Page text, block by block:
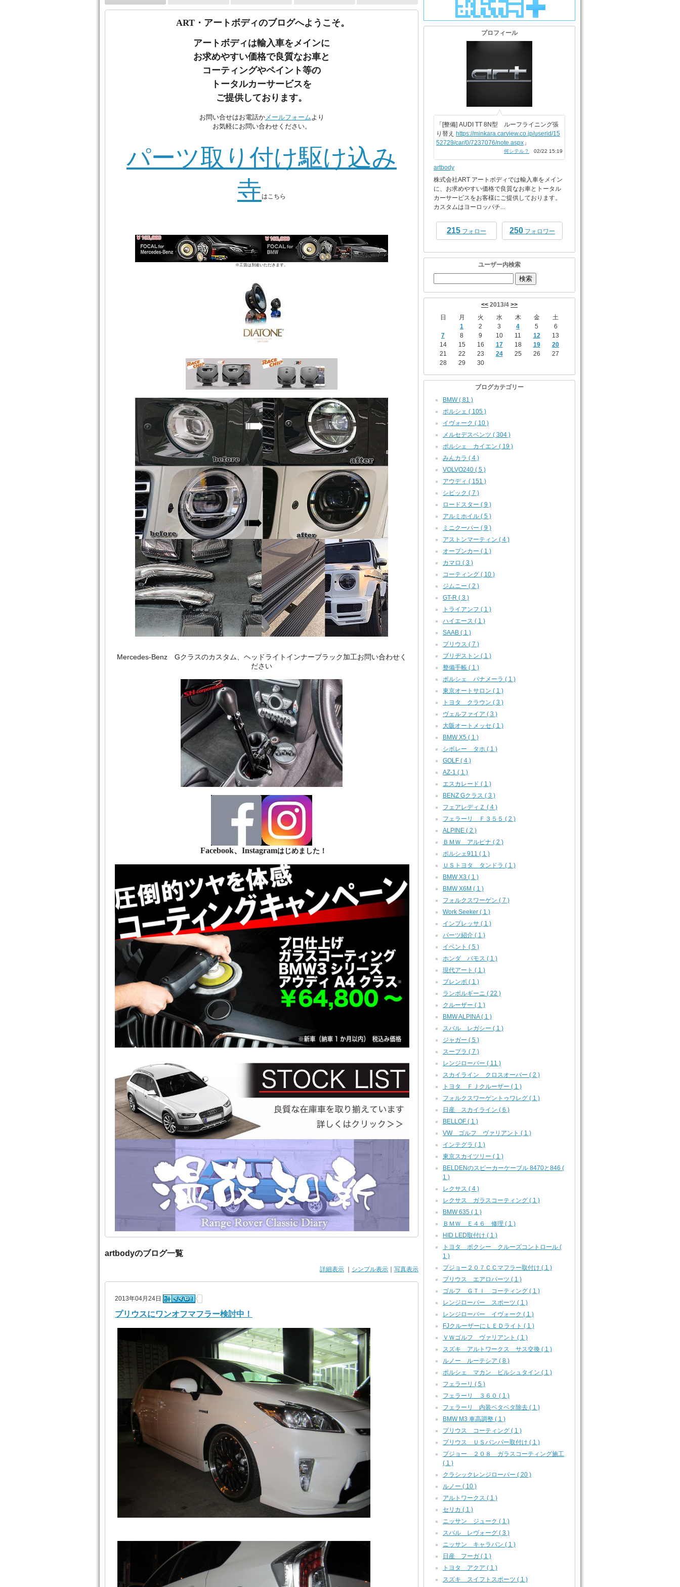
ART・アートボディのブログへようこそ。
アートボディは輸入車をメインに
お求めやすい価格で良質なお車と
コーティングやペイント等の
トータルカーサービスを
ご提供しております。
お問い合せはお電話かメールフォームより
お気軽にお問い合わせください。
パーツ取り付け駆け込み
寺はこちら
※工賃は別途いただきます。
Mercedes‐Benz Gクラスのカスタム、ヘッドライトインナーブラック加工お問い合わせく
ださい
Facebook、Instagramはじめました！
artbodyのブログ一覧
詳細表示 シンプル表示 写真表示
2013年04月24日
プリウスにワンオフマフラー検討中！
プロフィール
「[整備] AUDI TT 8N型 ルーフライニング張
り替え
https://minkara.carview.co.jp/userid/15
52729/car/0/7237076/note.aspx 」
何シテル？ 02/22 15:19
artbody
株式会社ART アートボディでは輸入車をメイン
に、お求めやすい価格で良質なお車とトータル
カーサービスをお客様にご提供しております。
カスタムはヨーロッパチ...
215 フォロー 250 フォロワー
ユーザー内検索
<< 2013/4 >>
日
月 火 水 木 金
土
1
2 3 4 5
6
7
8 9 10 11 12
13
14
15 16 17 18 19
20
21
22 23 24 25 26
27
28
29 30
ブログカテゴリー
BMW ( 81 )
ポルシェ ( 105 )
イヴォーク ( 10 )
メルセデスベンツ ( 304 )
ポルシェ カイエン ( 19 )
みんカラ ( 4 )
VOLVO240 ( 5 )
アウディ ( 151 )
シビック ( 7 )
ロードスター ( 9 )
アルミホイル ( 5 )
ミニクーパー ( 9 )
アストンマーティン ( 4 )
オープンカー ( 1 )
カマロ ( 3 )
コーティング ( 10 )
ジムニー ( 2 )
GT-R ( 3 )
トライアンフ ( 1 )
ハイエース ( 1 )
SAAB ( 1 )
プリウス ( 7 )
ブリヂストン ( 1 )
整備手帳 ( 1 )
ポルシェ パナメーラ ( 1 )
東京オートサロン ( 1 )
トヨタ クラウン ( 3 )
ヴェルファイア ( 3 )
大阪オートメッセ ( 1 )
BMW X5 ( 1 )
シボレー タホ ( 1 )
GOLF ( 4 )
AZ-1 ( 1 )
エスカレード ( 1 )
BENZ Gクラス ( 3 )
フェアレディＺ ( 4 )
フェラーリ Ｆ３５５ ( 2 )
ALPINE ( 2 )
ＢＭＷ アルピナ ( 2 )
ポルシェ911 ( 1 )
ＵＳトヨタ タンドラ ( 1 )
BMW X3 ( 1 )
BMW X6M ( 1 )
フォルクスワーゲン ( 7 )
Work Seeker ( 1 )
インプレッサ ( 1 )
パーツ紹介 ( 1 )
イベント ( 5 )
ホンダ バモス ( 1 )
現代アート ( 1 )
ブレンボ ( 1 )
ランボルギーニ ( 22 )
クルーザー ( 1 )
BMW ALPINA ( 1 )
スバル レガシー ( 1 )
ジャガー ( 5 )
スープラ ( 7 )
レンジローバー ( 11 )
スカイライン クロスオーバー ( 2 )
トヨタ ＦＪクルーザー ( 1 )
フォルクスワーゲントゥワレグ ( 1 )
日産 スカイライン ( 6 )
BELLOF ( 1 )
VW ゴルフ ヴァリアント ( 1 )
インテグラ ( 1 )
東京スカイツリー ( 1 )
BELDENのスピーカーケーブル 8470と846 (
1 )
レクサス ( 4 )
レクサス ガラスコーティング ( 1 )
BMW 635 ( 1 )
ＢＭＷ Ｅ４６ 修理 ( 1 )
HID LED取付け ( 1 )
トヨタ ボクシー クルーズコントロール (
1 )
プジョー２０７ＣＣマフラー取付け ( 1 )
プリウス エアロパーツ ( 1 )
ゴルフ ＧＴＩ コーティング ( 1 )
レンジローバー スポーツ ( 1 )
レンジローバー イヴォーク ( 1 )
FJクルーザーにＬＥＤライト ( 1 )
ＶＷゴルフ ヴァリアント ( 1 )
スズキ アルトワークス サス交換 ( 1 )
ルノー ルーテシア ( 8 )
ポルシェ マカン ビルシュタイン ( 1 )
フェラーリ ( 5 )
フェラーリ ３６０ ( 1 )
フェラーリ 内装ベタベタ除去 ( 1 )
BMW M3 車高調整 ( 1 )
プリウス コーティング ( 1 )
プリウス ＵＳバンパー取付け ( 1 )
プジョー ２０８ ガラスコーティング施工
( 1 )
クラシックレンジローバー ( 20 )
ルノー ( 10 )
アルトワークス ( 1 )
セリカ ( 1 )
ニッサン ジューク ( 1 )
スバル レヴォーグ ( 3 )
ニッサン キャラバン ( 1 )
日産 フーガ ( 1 )
トヨタ アクア ( 1 )
スズキ スイフトスポーツ ( 1 )